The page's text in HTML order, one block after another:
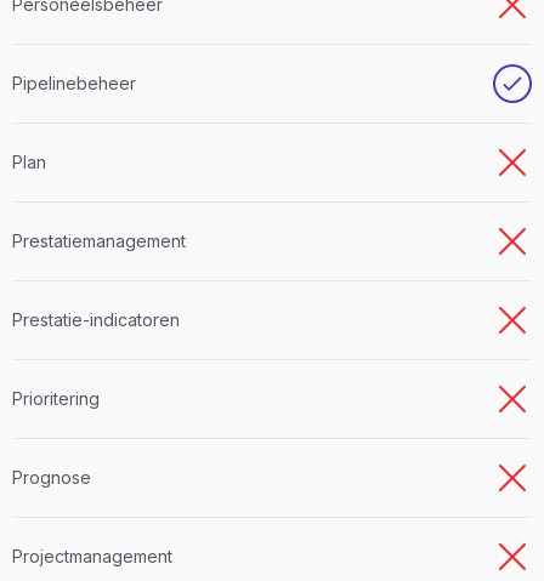
Personeelsbeheer
Pipelinebeheer
Plan
Prestatiemanagement
Prestatie-indicatoren
Prioritering
Prognose
Projectmanagement